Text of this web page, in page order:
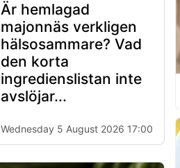
Är hemlagad
majonnäs verkligen
hälsosammare? Vad
den korta
ingredienslistan inte
avslöjar...
Wednesday 5 August 2026 17:00